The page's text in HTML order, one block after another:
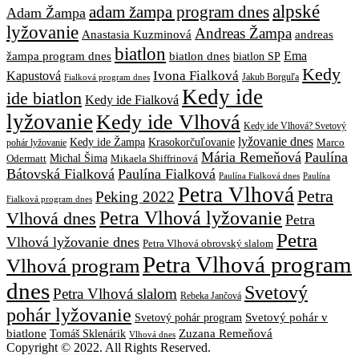
Adam Žampa adam žampa program dnesalpské
lyžovanie Anastasia Kuzminová Andreas Žampa andreas
žampa program dnes biatlon biatlon dnes biatlon SP Ema
Kapustová Fialková program dnes Ivona Fialková Jakub Borguľa Kedy
ide biatlon Kedy ide Fialková Kedy ide
lyžovanieKedy ide Vlhová Kedy ide Vlhová? Svetový
pohár lyžovanie Kedy ide Žampa Krasokorčuľovanie lyžovanie dnes Marco
Odermatt Michal Šima Mikaela Shiffrinová Mária Remeňová Paulína
Bátovská Fialková Paulína Fialková Paulína Fialková dnes Paulína
Fialková program dnes Peking 2022 Petra Vlhová Petra
Vlhová dnes Petra Vlhová lyžovanie Petra
Vlhová lyžovanie dnes Petra Vlhová obrovský slalom Petra
Vlhová programPetra Vlhová program
dnesPetra Vlhová slalom Rebeka Jančová Svetový
pohár lyžovanie Svetový pohár program Svetový pohár v
biatlone Tomáš Sklenárik Vlhová dnes Zuzana Remeňová
Copyright © 2022. All Rights Reserved.